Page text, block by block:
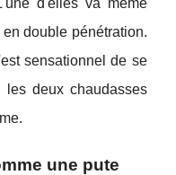
double pénétration.
sensationnel de se
les deux chaudasses
une pute